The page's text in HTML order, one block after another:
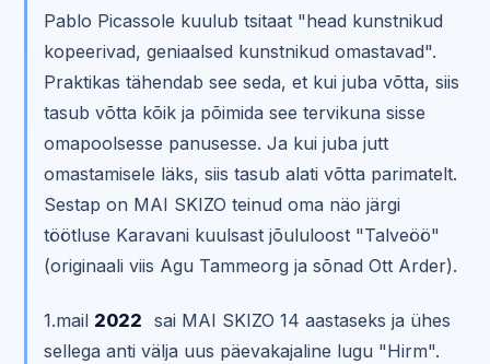
Pablo Picassole kuulub tsitaat "head kunstnikud
kopeerivad, geniaalsed kunstnikud omastavad".
Praktikas tähendab see seda, et kui juba võtta, siis
tasub võtta kõik ja põimida see tervikuna sisse
omapoolsesse panusesse. Ja kui juba jutt
omastamisele läks, siis tasub alati võtta parimatelt.
Sestap on MAI SKIZO teinud oma näo järgi
töötluse Karavani kuulsast jõululoost "Talveöö"
(originaali viis Agu Tammeorg ja sõnad Ott Arder).
1.mail 2022 sai MAI SKIZO 14 aastaseks ja ühes
sellega anti välja uus päevakajaline lugu "Hirm".